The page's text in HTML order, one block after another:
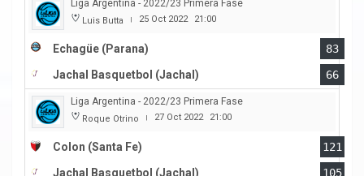
Liga Argentina - 2022/23 Primera Fase
Luis Butta | 25 Oct 2022 21:00
Echagüe (Parana)
83
Jachal Basquetbol (Jachal)
66
Liga Argentina - 2022/23 Primera Fase
Roque Otrino | 27 Oct 2022 21:00
Colon (Santa Fe)
121
Jachal Basquetbol (Jachal)
105